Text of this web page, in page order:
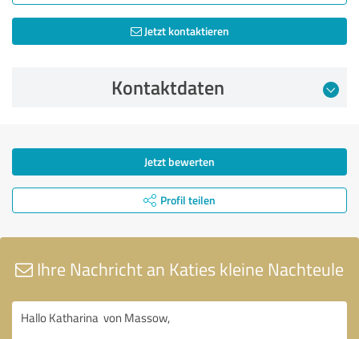
Jetzt kontaktieren
Kontaktdaten
Jetzt bewerten
Profil teilen
Ihre Nachricht an Katies kleine Nachteule